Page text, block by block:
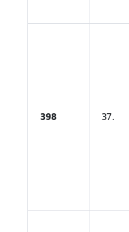
398 37.